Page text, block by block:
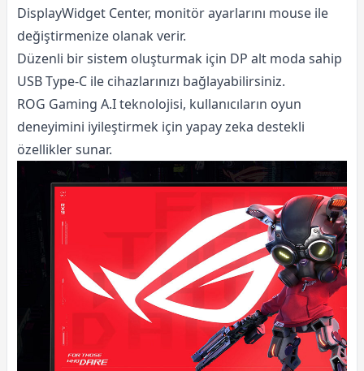
DisplayWidget Center, monitör ayarlarını mouse ile
değiştirmenize olanak verir.
Düzenli bir sistem oluşturmak için DP alt moda sahip
USB Type-C ile cihazlarınızı bağlayabilirsiniz.
ROG Gaming A.I teknolojisi, kullanıcıların oyun
deneyimini iyileştirmek için yapay zeka destekli
özellikler sunar.